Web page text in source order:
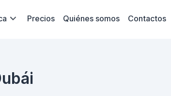
Precios Quiénes somos Contactos